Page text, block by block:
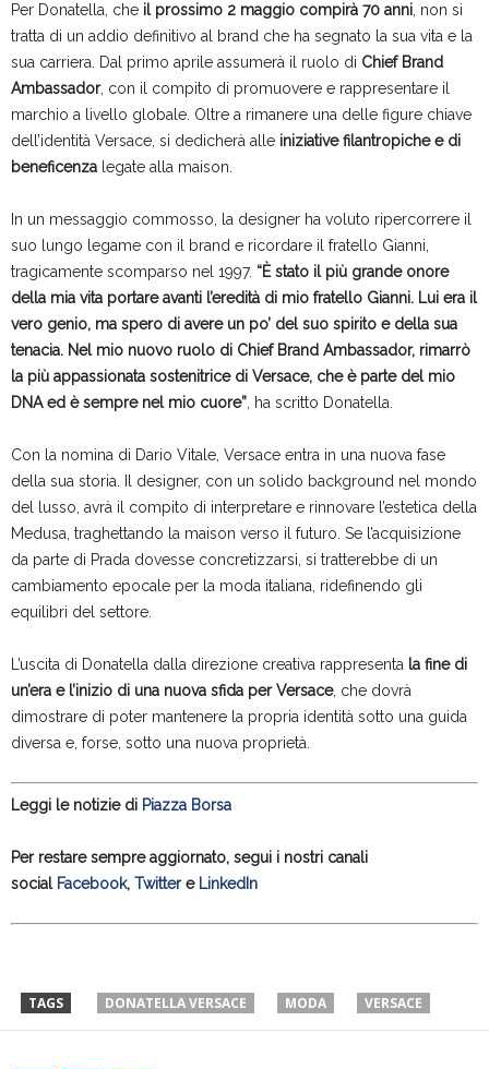
Per Donatella, che il prossimo 2 maggio compirà 70 anni , non si
tratta di un addio definitivo al brand che ha segnato la sua vita e la
sua carriera. Dal primo aprile assumerà il ruolo di Chief Brand
Ambassador, con il compito di promuovere e rappresentare il
marchio a livello globale. Oltre a rimanere una delle figure chiave
dell’identità Versace, si dedicherà alle iniziative filantropiche e di
beneficenza legate alla maison.
In un messaggio commosso, la designer ha voluto ripercorrere il
suo lungo legame con il brand e ricordare il fratello Gianni,
tragicamente scomparso nel 1997. “È stato il più grande onore
della mia vita portare avanti l’eredità di mio fratello Gianni. Lui era il
vero genio, ma spero di avere un po’ del suo spirito e della sua
tenacia. Nel mio nuovo ruolo di Chief Brand Ambassador, rimarrò
la più appassionata sostenitrice di Versace, che è parte del mio
DNA ed è sempre nel mio cuore” , ha scritto Donatella.
Con la nomina di Dario Vitale, Versace entra in una nuova fase
della sua storia. Il designer, con un solido background nel mondo
del lusso, avrà il compito di interpretare e rinnovare l’estetica della
Medusa, traghettando la maison verso il futuro. Se l’acquisizione
da parte di Prada dovesse concretizzarsi, si tratterebbe di un
cambiamento epocale per la moda italiana, ridefinendo gli
equilibri del settore.
L’uscita di Donatella dalla direzione creativa rappresenta la fine di
un’era e l’inizio di una nuova sfida per Versace, che dovrà
dimostrare di poter mantenere la propria identità sotto una guida
diversa e, forse, sotto una nuova proprietà.
Leggi le notizie di Piazza Borsa
Per restare sempre aggiornato, segui i nostri canali
social Facebook, Twittere LinkedIn
TAGS DONATELLA VERSACE MODA VERSACE